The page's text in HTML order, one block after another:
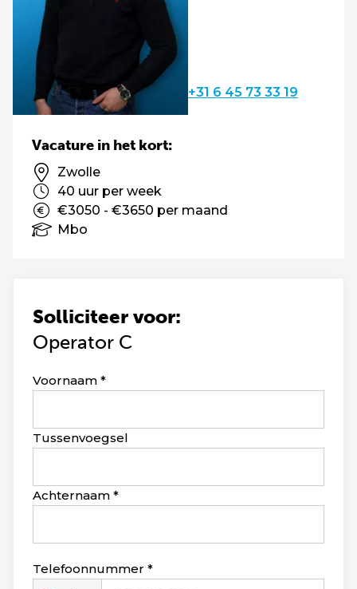
+31 6 45 73 33 19
Solliciteer voor:
Operator C
Leave
blank
Voornaam
Tussenvoegsel
Achternaam
Telefoonnummer
Vacature in het kort:
Zwolle
40 uur per week
€3050 - €3650 per maand
Mbo